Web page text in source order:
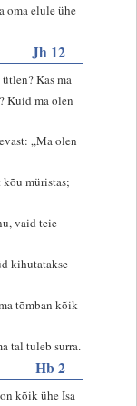
oma elule ühe
Jh 12
Kas ma
Kuid ma olen
„Ma olen
müristas;
vaid teie
kihutatakse
tõmban kõik
tal tuleb surra.
Hb 2
kõik ühe Isa